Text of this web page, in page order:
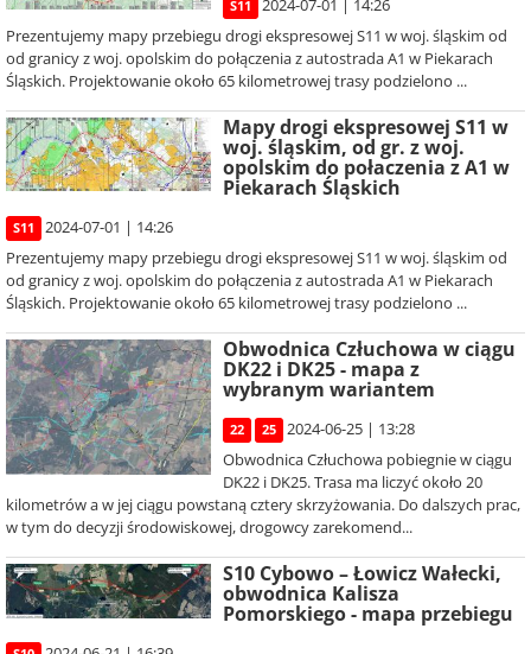
S11
2024-07-01 | 14:26
Prezentujemy mapy przebiegu drogi ekspresowej S11 w woj. śląskim od
od granicy z woj. opolskim do połączenia z autostrada A1 w Piekarach
Śląskich. Projektowanie około 65 kilometrowej trasy podzielono ...
Mapy drogi ekspresowej S11 w
woj. śląskim, od gr. z woj.
opolskim do połaczenia z A1 w
Piekarach Śląskich
S11
2024-07-01 | 14:26
Prezentujemy mapy przebiegu drogi ekspresowej S11 w woj. śląskim od
od granicy z woj. opolskim do połączenia z autostrada A1 w Piekarach
Śląskich. Projektowanie około 65 kilometrowej trasy podzielono ...
Obwodnica Człuchowa w ciągu
DK22 i DK25 - mapa z
wybranym wariantem
22 25
2024-06-25 | 13:28
Obwodnica Człuchowa pobiegnie w ciągu
DK22 i DK25. Trasa ma liczyć około 20
kilometrów a w jej ciągu powstaną cztery skrzyżowania. Do dalszych prac,
w tym do decyzji środowiskowej, drogowcy zarekomend...
S10 Cybowo – Łowicz Wałecki,
obwodnica Kalisza
Pomorskiego - mapa przebiegu